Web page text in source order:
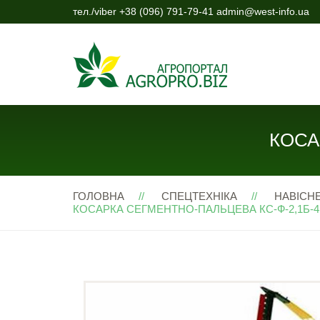
тел./viber +38 (096) 791-79-41 admin@west-info.ua
ГОЛОВНА СПЕЦТЕХНІКА
КОСАРКА СЕГМЕНТНО-ПАЛЬЦЕВА КС-Ф-2,1Б-4